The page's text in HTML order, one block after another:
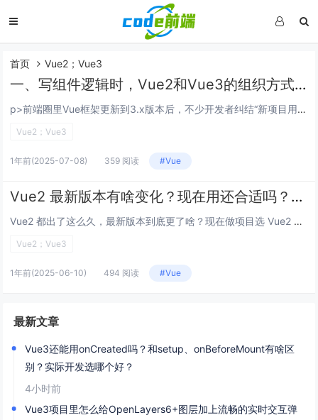
首页 Vue2；Vue3
一、写组件逻辑时，Vue2和Vue3的组织方式差在哪？
p>前端圈里Vue框架更新到3.x版本后，不少开发者纠结“新项目用Vue2还是Vue3？老项目要不要迁移？两者核心区别到底在哪？” 今天从架构逻辑、开发手感、性能表现、生态兼容这几个实际开发关心的点，唠明白Vue2和Vue3的差异，帮...
Vue2；Vue3
1年前(2025-07-08) 359 阅读 #Vue
Vue2 最新版本有啥变化？现在用还合适吗？新项目选它还是 Vue3？
Vue2 都出了这么久，最新版本到底更了啥？现在做项目选 Vue2 最新版还是直接上 Vue3？老项目要不要升级？今天就把这些问题掰碎了聊，帮你搞清楚 Vue2 最新版本的门道～ Vue2 最新版本是哪个？核心更新有哪些？ Vue2...
Vue2；Vue3
1年前(2025-06-10) 494 阅读 #Vue
最新文章
Vue3还能用onCreated吗？和setup、onBeforeMount有啥区
别？实际开发选哪个好？
4小时前
Vue3项目里怎么给OpenLayers6+图层加上流畅的实时交互弹